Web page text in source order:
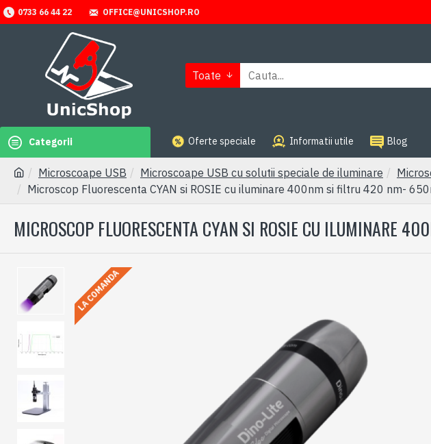
0733 66 44 22 OFFICE@UNICSHOP.RO
Toate
Categorii Oferte speciale Informatii utile Blog
Microscoape USB Microscoape USB cu solutii speciale de iluminare
Microscop Fluorescenta CYAN si ROSIE cu iluminare 400nm si filtru 420 nm-
MICROSCOP FLUORESCENTA CYAN SI ROSIE CU ILUMINARE
LA COMANDA